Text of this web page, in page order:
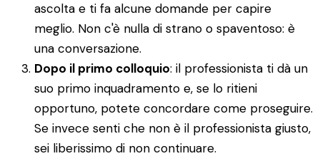
ascolta e ti fa alcune domande per capire
meglio. Non c'è nulla di strano o spaventoso: è
una conversazione.
Dopo il primo colloquio: il professionista ti dà un
suo primo inquadramento e, se lo ritieni
opportuno, potete concordare come proseguire.
Se invece senti che non è il professionista giusto,
sei liberissimo di non continuare.